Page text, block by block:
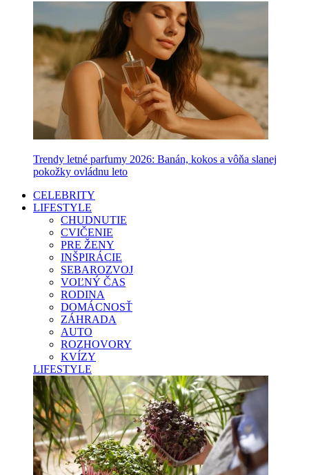
Trendy letné parfumy 2026: Banán, kokos a vôňa slanej
pokožky ovládnu leto
CELEBRITY
LIFESTYLE
CHUDNUTIE
CVIČENIE
PRE ŽENY
INŠPIRÁCIE
SEBAROZVOJ
VOĽNÝ ČAS
RODINA
DOMÁCNOSŤ
ZÁHRADA
AUTO
ROZHOVORY
KVÍZY
LIFESTYLE